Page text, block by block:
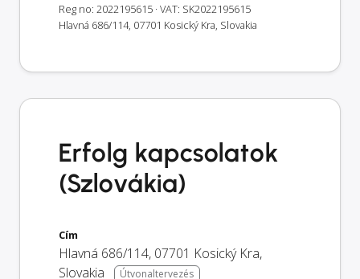
Reg no: 2022195615 · VAT: SK2022195615
Hlavná 686/114, 07701 Kosický Kra, Slovakia
Erfolg kapcsolatok
(Szlovákia)
Cím
Hlavná 686/114, 07701 Kosický Kra,
Slovakia
Útvonaltervezés